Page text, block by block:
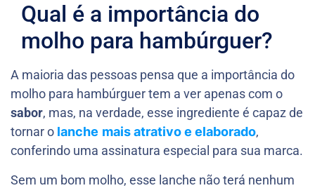
Qual é a importância do
molho para hambúrguer?
A maioria das pessoas pensa que a importância do
molho para hambúrguer tem a ver apenas com o
sabor, mas, na verdade, esse ingrediente é capaz de
tornar o lanche mais atrativo e elaborado,
conferindo uma assinatura especial para sua marca.
Sem um bom molho, esse lanche não terá nenhum